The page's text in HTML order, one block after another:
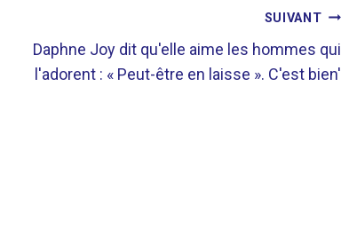
SUIVANT
Daphne Joy dit qu'elle aime les hommes qui
l'adorent : « Peut-être en laisse ». C'est bien'